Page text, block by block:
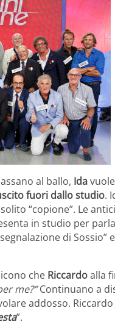
al ballo, Ida
fuori dallo studio.
“copione”. Le
in studio per
di Sossio”
che Riccardoalla
me?”Continuano a
addosso.
”.